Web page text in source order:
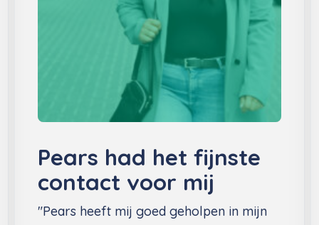
Pears had het fijnste
contact voor mij
"Pears heeft mij goed geholpen in mijn